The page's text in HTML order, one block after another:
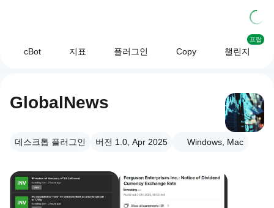
cBot 지표 플러그인 Copy 챌린지
프랍
GlobalNews
데스크톱 플러그인 버전 1.0, Apr 2025 Windows, Mac